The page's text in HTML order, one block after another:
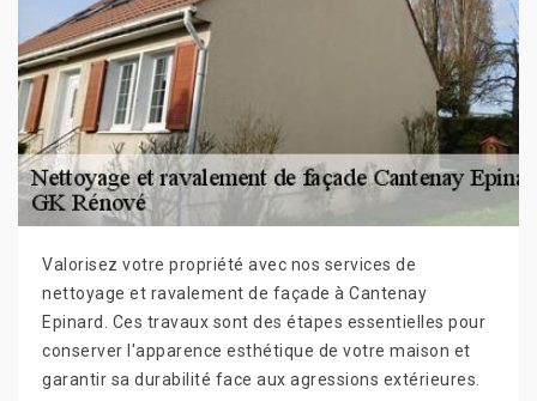
Valorisez votre propriété avec nos services de
nettoyage et ravalement de façade à Cantenay
Epinard. Ces travaux sont des étapes essentielles pour
conserver l'apparence esthétique de votre maison et
garantir sa durabilité face aux agressions extérieures.